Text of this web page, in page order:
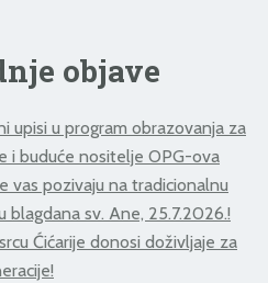
objave
upisi u program obrazovanja za
i buduće nositelje OPG-ova
vas pozivaju na tradicionalnu
blagdana sv. Ane, 25.7.2026.!
Ćićarije donosi doživljaje za